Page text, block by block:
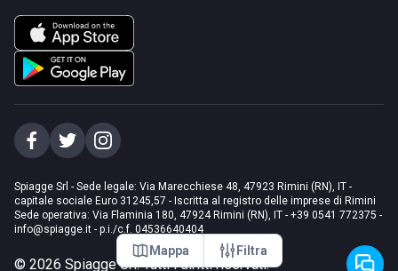
Mappa Filtra
Spiagge Srl - Sede legale: Via Marecchiese 48, 47923 Rimini (RN), IT -
capitale sociale Euro 31245,57 - Iscritta al registro delle imprese di Rimini
Sede operativa: Via Flaminia 180, 47924 Rimini (RN), IT - +39 0541 772375 -
info@spiagge.it - p.i./c.f. 04536640404
© 2026 Spiagge Srl. Tutti i diritti riservati.